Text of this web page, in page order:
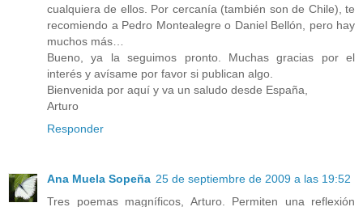
cualquiera de ellos. Por cercanía (también son de Chile), te
recomiendo a Pedro Montealegre o Daniel Bellón, pero hay
muchos más…
Bueno, ya la seguimos pronto. Muchas gracias por el
interés y avísame por favor si publican algo.
Bienvenida por aquí y va un saludo desde España,
Arturo
Responder
Ana Muela Sopeña 25 de septiembre de 2009 a las 19:52
Tres poemas magníficos, Arturo. Permiten una reflexión